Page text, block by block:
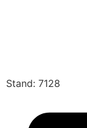
Stand: 7128